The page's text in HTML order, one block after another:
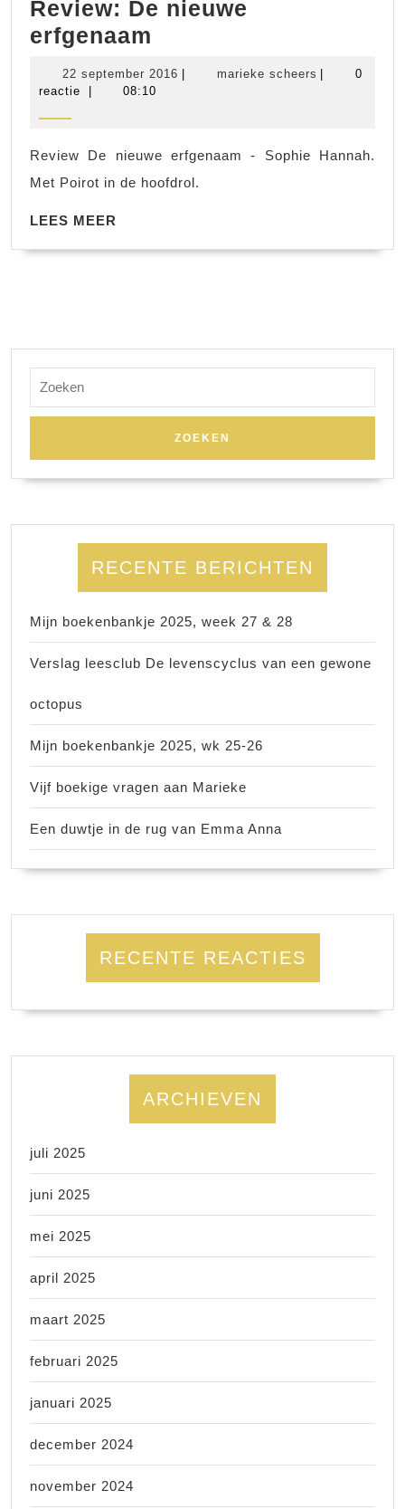
Review: De nieuwe
erfgenaam
nieuwe
22 september 2016 22
marieke scheers marieke
0
reactie
08:10
Review De nieuwe erfgenaam - Sophie Hannah.
Met Poirot in de hoofdrol.
LEES MEER
naar:
RECENTE BERICHTEN
Mijn boekenbankje 2025, week 27 & 28
Verslag leesclub De levenscyclus van een gewone
octopus
Mijn boekenbankje 2025, wk 25-26
Vijf boekige vragen aan Marieke
Een duwtje in de rug van Emma Anna
RECENTE REACTIES
ARCHIEVEN
juli 2025
juni 2025
mei 2025
april 2025
maart 2025
februari 2025
januari 2025
december 2024
november 2024